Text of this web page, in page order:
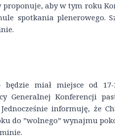
proponuje, aby w tym roku
spotkania plenerowego.
będzie miał miejsce od
Generalnej Konferencji
informuję, że
do ”wolnego” wynajmu